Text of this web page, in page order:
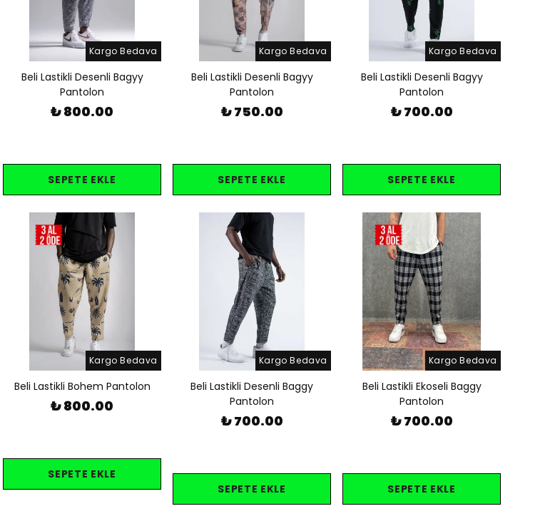
Kargo Bedava
Beli Lastikli Desenli Bagyy
Pantolon
₺ 800.00
SEPETE EKLE
Kargo Bedava
Beli Lastikli Desenli Bagyy
Pantolon
₺ 750.00
SEPETE EKLE
Kargo Bedava
Beli Lastikli Desenli Bagyy
Pantolon
₺ 700.00
SEPETE EKLE
Kargo Bedava
Beli Lastikli Bohem Pantolon
₺ 800.00
SEPETE EKLE
Kargo Bedava
Beli Lastikli Desenli Baggy
Pantolon
₺ 700.00
SEPETE EKLE
Kargo Bedava
Beli Lastikli Ekoseli Baggy
Pantolon
₺ 700.00
SEPETE EKLE